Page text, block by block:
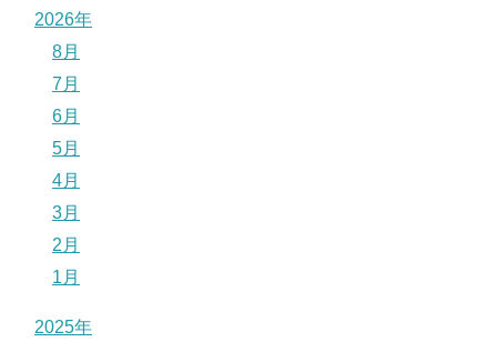
2026年
8月
7月
6月
5月
4月
3月
2月
1月
2025年